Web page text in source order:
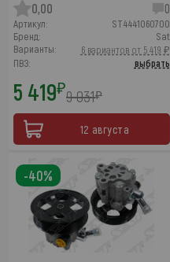
0,00
0
Артикул:
ST4441060700
Бренд:
Sat
Варианты:
6 вариантов от 5 419 ₽
ПВЗ:
выбрать
5 419₽9 031₽
12 августа
-40%